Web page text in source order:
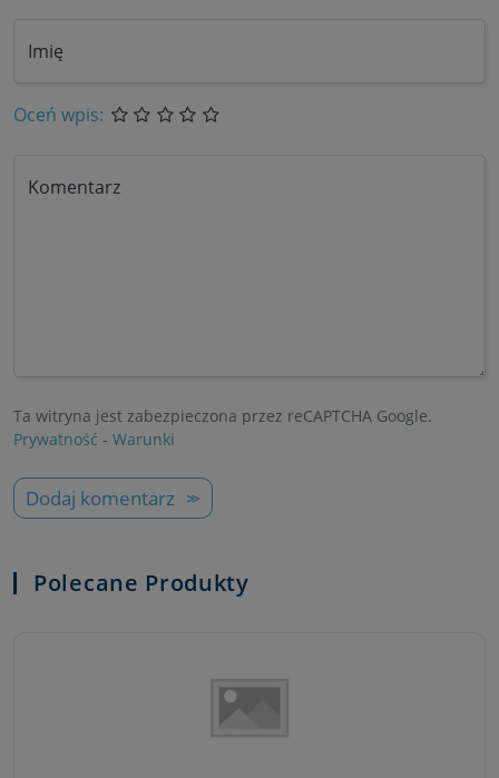
Imię
Oceń wpis:
Komentarz
Ta witryna jest zabezpieczona przez reCAPTCHA Google.
Prywatność - Warunki
Dodaj komentarz
Polecane Produkty